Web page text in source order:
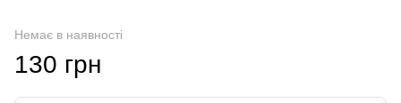
Немає в наявності
130 грн